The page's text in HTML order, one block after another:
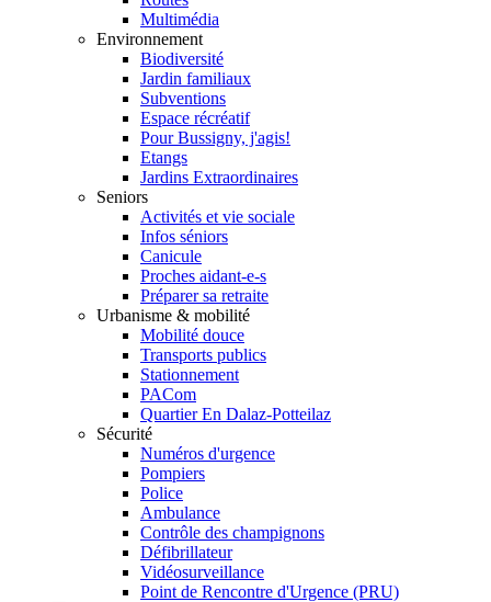
Multimédia
Environnement
Biodiversité
Jardin familiaux
Subventions
Espace récréatif
Pour Bussigny, j'agis!
Etangs
Jardins Extraordinaires
Seniors
Activités et vie sociale
Infos séniors
Canicule
Proches aidant-e-s
Préparer sa retraite
Urbanisme & mobilité
Mobilité douce
Transports publics
Stationnement
PACom
Quartier En Dalaz-Potteilaz
Sécurité
Numéros d'urgence
Pompiers
Police
Ambulance
Contrôle des champignons
Défibrillateur
Vidéosurveillance
Point de Rencontre d'Urgence (PRU)